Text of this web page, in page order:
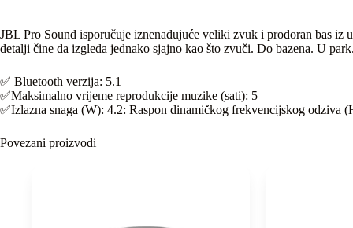
JBL Pro Sound isporučuje iznenađujuće veliki zvuk i prodoran bas
detalji čine da izgleda jednako sjajno kao što zvuči. Do bazena. U
✅️ Bluetooth verzija: 5.1
✅️Maksimalno vrijeme reprodukcije muzike (sati): 5
✅️Izlazna snaga (W): 4.2: Raspon dinamičkog frekvencijskog odziva
Povezani proizvodi